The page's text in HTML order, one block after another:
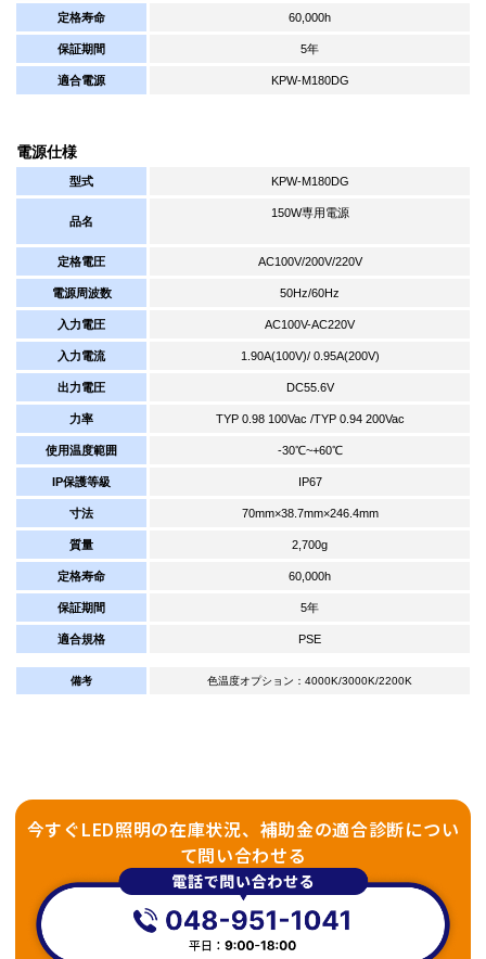
定格寿命 60,000h
保証期間 5年
適合電源 KPW-M180DG
電源仕様
型式 KPW-M180DG
品名
150W専用電源
定格電圧 AC100V/200V/220V
電源周波数 50Hz/60Hz
入力電圧 AC100V-AC220V
入力電流 1.90A(100V)/ 0.95A(200V)
出力電圧 DC55.6V
力率 TYP 0.98 100Vac /TYP 0.94 200Vac
使用温度範囲 -30℃~+60℃
IP保護等級 IP67
寸法 70mm×38.7mm×246.4mm
質量 2,700g
定格寿命 60,000h
保証期間 5年
適合規格 PSE
備考 色温度オプション：4000K/3000K/2200K
今すぐLED照明の在庫状況、補助金の適合診断につい
て問い合わせる